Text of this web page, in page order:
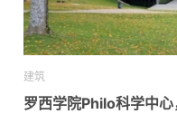
建筑
罗西学院Philo科学中